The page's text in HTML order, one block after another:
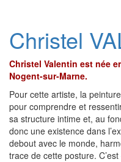
Christel
Christel Valentin est née
Nogent-sur-Marne.
Pour cette artiste, la
pour comprendre et
sa structure intime et, au
donc une existence dans
debout avec le monde,
trace de cette posture.